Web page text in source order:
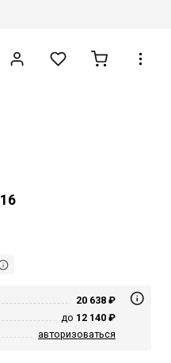
20 638 ₽
до 12 140 ₽
авторизоваться